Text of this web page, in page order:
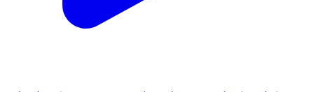
थावे: धोबवालिया गांव: मारपीट के आरोपी युवक को पुलिस ने किया